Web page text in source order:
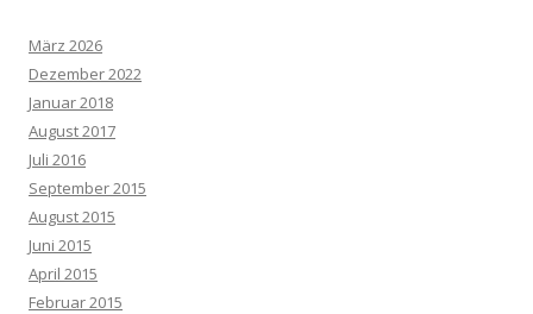
März 2026
Dezember 2022
Januar 2018
August 2017
Juli 2016
September 2015
August 2015
Juni 2015
April 2015
Februar 2015